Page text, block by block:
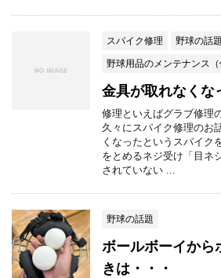
スパイク修理
野球の話題
野球用品のメンテナンス（
金具が取れなくな
修理といえばグラブ修理
久々にスパイク修理のお
くなったというスパイク
をとめるネジ受け「目ネ
されていない ...
野球の話題
ボールボーイから
きは・・・